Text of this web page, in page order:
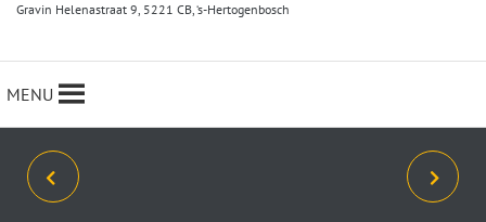
Gravin Helenastraat 9, 5221 CB, ‘s-Hertogenbosch
MENU